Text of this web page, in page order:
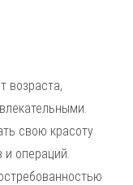
возраста,
свою красоту
операций.